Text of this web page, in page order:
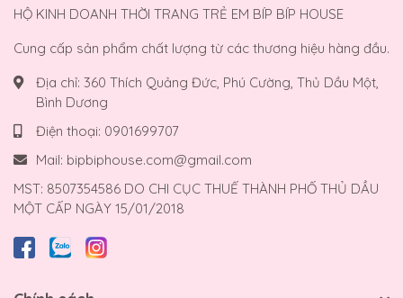
HỘ KINH DOANH THỜI TRANG TRẺ EM BÍP BÍP HOUSE
Cung cấp sản phẩm chất lượng từ các thương hiệu hàng đầu.
Địa chỉ: 360 Thích Quảng Đức, Phú Cường, Thủ Dầu Một,
Bình Dương
Điện thoại: 0901699707
Mail: bipbiphouse.com@gmail.com
MST: 8507354586 DO CHI CỤC THUẾ THÀNH PHỐ THỦ DẦU
MỘT CẤP NGÀY 15/01/2018